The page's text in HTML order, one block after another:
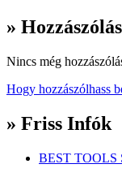
»
Nincs még
Hogy hozzászólhass
» Friss Infók
BEST TOOLS